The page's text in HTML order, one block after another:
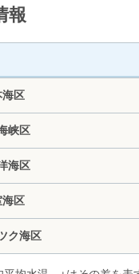
報
海区
峡区
海区
区
ク海区